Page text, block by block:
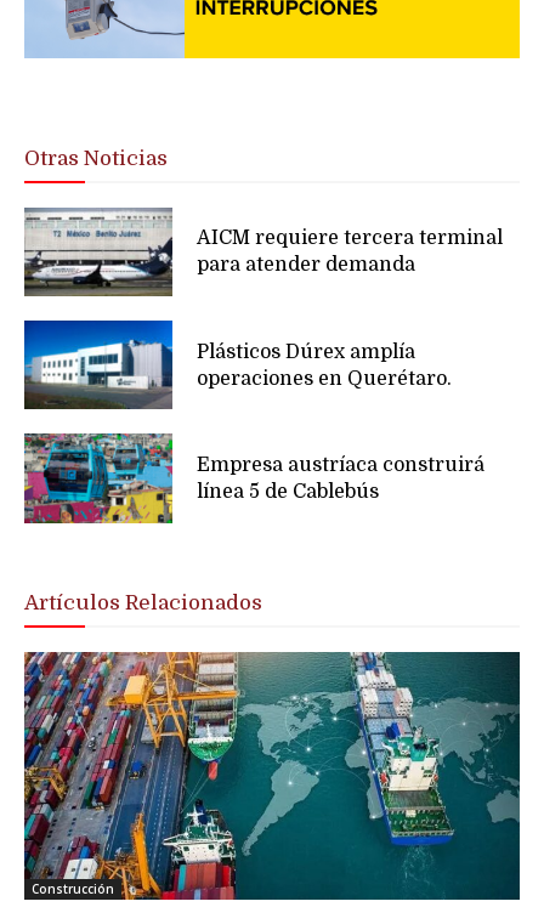
Otras Noticias
AICM requiere tercera terminal
para atender demanda
Plásticos Dúrex amplía
operaciones en Querétaro.
Empresa austríaca construirá
línea 5 de Cablebús
Artículos Relacionados
Construcción